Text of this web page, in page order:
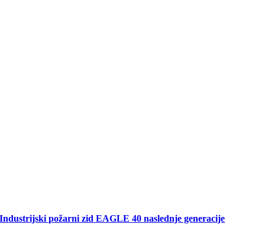
Industrijski požarni zid EAGLE 40 naslednje generacije